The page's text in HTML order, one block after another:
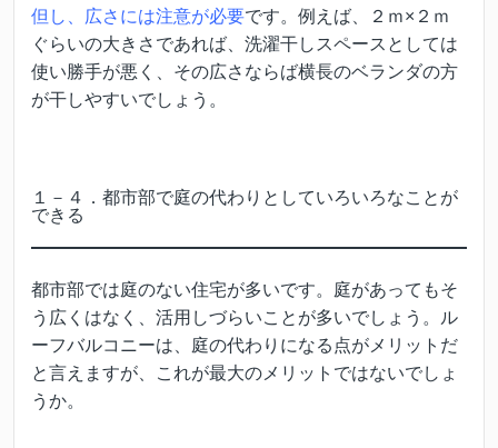
但し、広さには注意が必要です。例えば、２ｍ×２ｍ
ぐらいの大きさであれば、洗濯干しスペースとしては
使い勝手が悪く、その広さならば横長のベランダの方
が干しやすいでしょう。
１－４．都市部で庭の代わりとしていろいろなことが
できる
都市部では庭のない住宅が多いです。庭があってもそ
う広くはなく、活用しづらいことが多いでしょう。ル
ーフバルコニーは、庭の代わりになる点がメリットだ
と言えますが、これが最大のメリットではないでしょ
うか。